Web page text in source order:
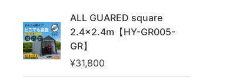
ALL GUARED square
2.4×2.4m【HY-GR005-
GR】
¥31,800